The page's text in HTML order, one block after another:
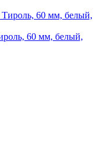
60 мм, белый,